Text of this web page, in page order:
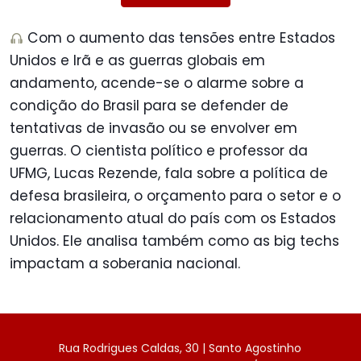
Com o aumento das tensões entre Estados
Unidos e Irã e as guerras globais em
andamento, acende-se o alarme sobre a
condição do Brasil para se defender de
tentativas de invasão ou se envolver em
guerras. O cientista político e professor da
UFMG, Lucas Rezende, fala sobre a política de
defesa brasileira, o orçamento para o setor e o
relacionamento atual do país com os Estados
Unidos. Ele analisa também como as big techs
impactam a soberania nacional.
Rua Rodrigues Caldas, 30 | Santo Agostinho